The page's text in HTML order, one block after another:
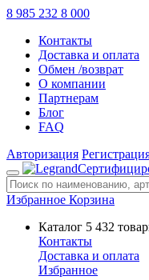
8 985 232 8 000
Контакты
Доставка и оплата
Обмен /возврат
О компании
Партнерам
Блог
FAQ
Авторизация
Избранное Корзина
Каталог 5 432
Контакты
Доставка и оплата
Избранное